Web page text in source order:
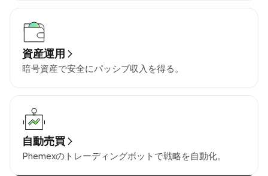
資産運用
暗号資産で安全にパッシブ収入を得る。
自動売買
Phemexのトレーディングボットで戦略を自動化。